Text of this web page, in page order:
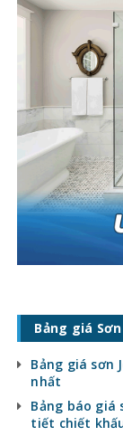
Bảng giá
Bảng giá sơn
nhất
Bảng báo giá
tiết chiết